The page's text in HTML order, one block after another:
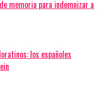
memoria para indemnizar a
los españoles